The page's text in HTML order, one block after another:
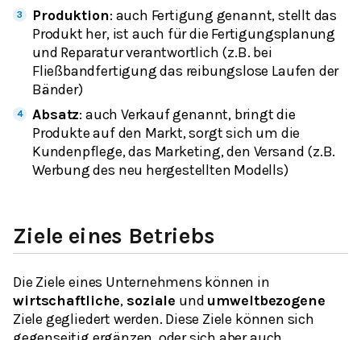
Produktion: auch Fertigung genannt, stellt das
Produkt her, ist auch für die Fertigungsplanung
und Reparatur verantwortlich (z.B. bei
Fließbandfertigung das reibungslose Laufen der
Bänder)
Absatz: auchVerkaufgenannt, bringt die
Produkte auf den Markt, sorgt sich um die
Kundenpflege, das Marketing, den Versand (z.B.
Werbung des neu hergestellten Modells)
Ziele eines Betriebs
Die Ziele eines Unternehmens können in
wirtschaftliche, soziale und umweltbezogene
Ziele gegliedert werden. Diese Ziele können sich